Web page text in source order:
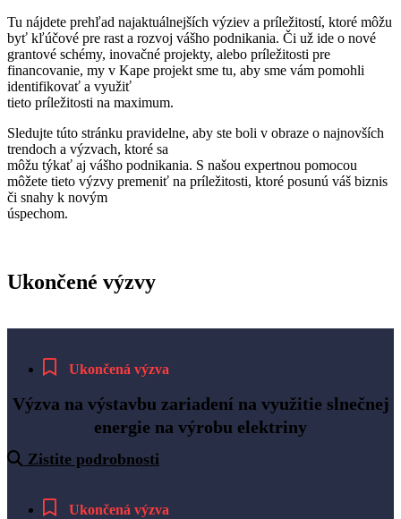
Tu nájdete prehľad najaktuálnejších výziev a príležitostí, ktoré môžu
byť kľúčové pre rast a rozvoj vášho podnikania. Či už ide o nové
grantové schémy, inovačné projekty, alebo príležitosti pre
financovanie, my v Kape projekt sme tu, aby sme vám pomohli
identifikovať a využiť
tieto príležitosti na maximum.
Sledujte túto stránku pravidelne, aby ste boli v obraze o najnovších
trendoch a výzvach, ktoré sa
môžu týkať aj vášho podnikania. S našou expertnou pomocou
môžete tieto výzvy premeniť na príležitosti, ktoré posunú váš biznis
či snahy k novým
úspechom.
Ukončené výzvy
Ukončená výzva
Výzva na výstavbu zariadení na využitie slnečnej
energie na výrobu elektriny
Zistite podrobnosti
Ukončená výzva